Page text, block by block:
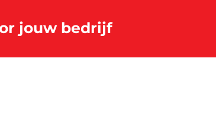
jouw bedrijf